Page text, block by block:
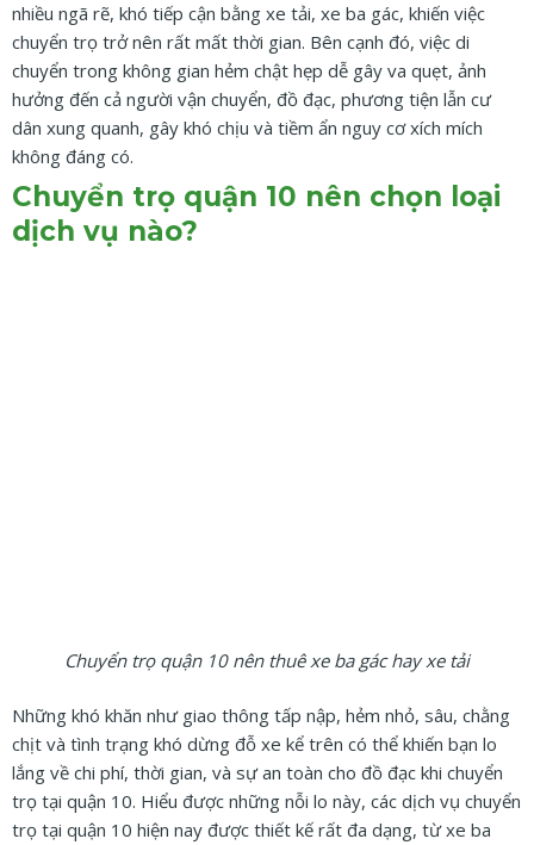
nhiều ngã rẽ, khó tiếp cận bằng xe tải, xe ba gác, khiến việc
chuyển trọ trở nên rất mất thời gian. Bên cạnh đó, việc di
chuyển trong không gian hẻm chật hẹp dễ gây va quẹt, ảnh
hưởng đến cả người vận chuyển, đồ đạc, phương tiện lẫn cư
dân xung quanh, gây khó chịu và tiềm ẩn nguy cơ xích mích
không đáng có.
Chuyển trọ quận 10 nên chọn loại
dịch vụ nào?
Chuyển trọ quận 10 nên thuê xe ba gác hay xe tải
Những khó khăn như giao thông tấp nập, hẻm nhỏ, sâu, chằng
chịt và tình trạng khó dừng đỗ xe kể trên có thể khiến bạn lo
lắng về chi phí, thời gian, và sự an toàn cho đồ đạc khi chuyển
trọ tại quận 10. Hiểu được những nỗi lo này, các dịch vụ chuyển
trọ tại quận 10 hiện nay được thiết kế rất đa dạng, từ xe ba